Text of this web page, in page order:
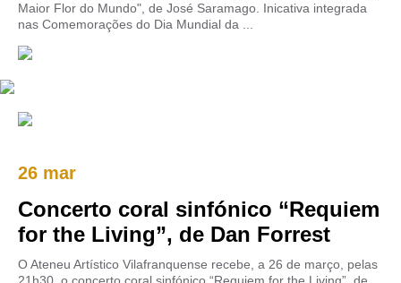
Maior Flor do Mundo", de José Saramago. Inicativa integrada
nas Comemorações do Dia Mundial da ...
26 mar
Concerto coral sinfónico “Requiem
for the Living”, de Dan Forrest
O Ateneu Artístico Vilafranquense recebe, a 26 de março, pelas